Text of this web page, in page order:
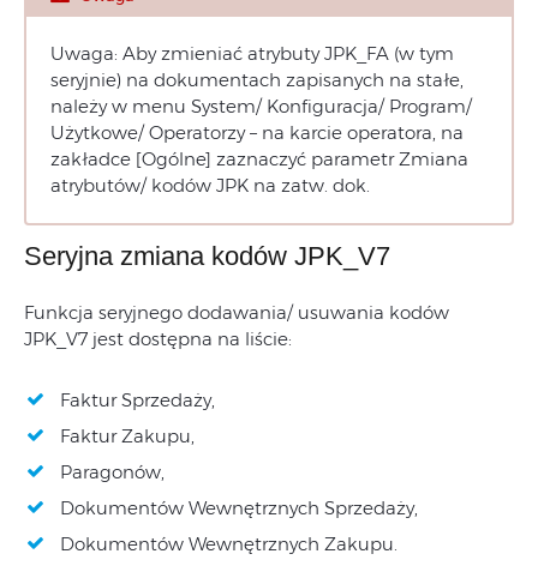
Uwaga: Aby zmieniać atrybuty JPK_FA (w tym
seryjnie) na dokumentach zapisanych na stałe,
należy w menu System/ Konfiguracja/ Program/
Użytkowe/ Operatorzy – na karcie operatora, na
zakładce [Ogólne] zaznaczyć parametr Zmiana
atrybutów/ kodów JPK na zatw. dok.
Seryjna zmiana kodów JPK_V7
Funkcja seryjnego dodawania/ usuwania kodów
JPK_V7 jest dostępna na liście:
Faktur Sprzedaży,
Faktur Zakupu,
Paragonów,
Dokumentów Wewnętrznych Sprzedaży,
Dokumentów Wewnętrznych Zakupu.